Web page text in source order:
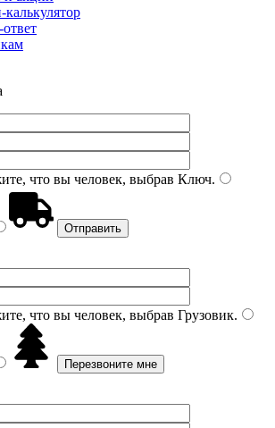
что вы человек, выбрав Ключ.
что вы человек, выбрав Грузовик.